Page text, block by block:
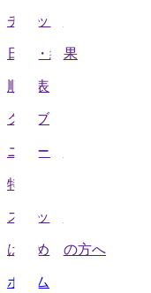
チケット
日程・結果
順位表
クラブ
ニュース
特集
スタッツ
はじめての方へ
ホーム